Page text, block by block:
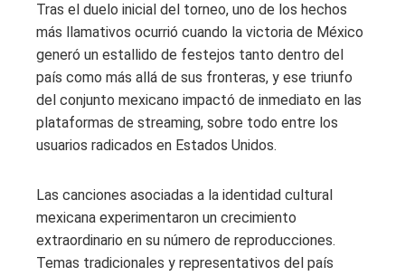
Tras el duelo inicial del torneo, uno de los hechos
más llamativos ocurrió cuando la victoria de México
generó un estallido de festejos tanto dentro del
país como más allá de sus fronteras, y ese triunfo
del conjunto mexicano impactó de inmediato en las
plataformas de streaming, sobre todo entre los
usuarios radicados en Estados Unidos.
Las canciones asociadas a la identidad cultural
mexicana experimentaron un crecimiento
extraordinario en su número de reproducciones.
Temas tradicionales y representativos del país